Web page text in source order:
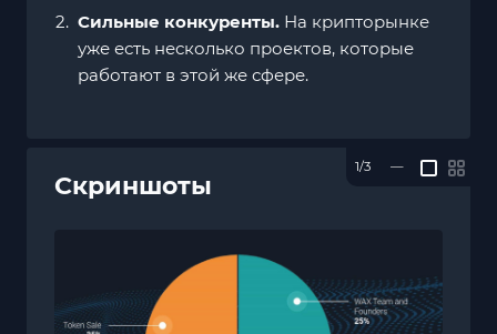
Сильные конкуренты. На крипторынке
уже есть несколько проектов, которые
работают в этой же сфере.
Скриншоты
1/3 —